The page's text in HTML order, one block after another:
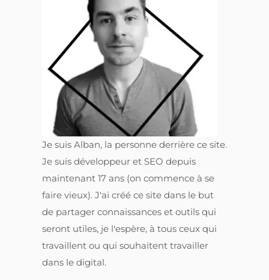
Je suis Alban, la personne derrière ce site.
Je suis développeur et SEO depuis
maintenant 17 ans (on commence à se
faire vieux). J'ai créé ce site dans le but
de partager connaissances et outils qui
seront utiles, je l'espère, à tous ceux qui
travaillent ou qui souhaitent travailler
dans le digital.